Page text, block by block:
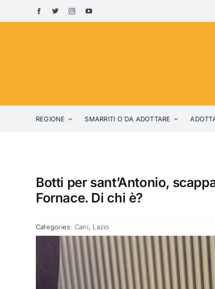
to
REGIONE SMARRITI O DA ADOTTARE
Botti per sant’Antonio,
Fornace. Di chi è?
Categories: Cani, Lazio